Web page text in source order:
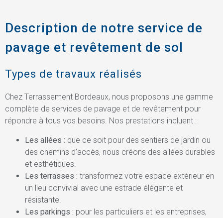
Description de notre service de
pavage et revêtement de sol
Types de travaux réalisés
Chez Terrassement Bordeaux, nous proposons une gamme
complète de services de pavage et de revêtement pour
répondre à tous vos besoins. Nos prestations incluent :
Les allées : que ce soit pour des sentiers de jardin ou
des chemins d’accès, nous créons des allées durables
et esthétiques.
Les terrasses : transformez votre espace extérieur en
un lieu convivial avec une estrade élégante et
résistante.
Les parkings : pour les particuliers et les entreprises,